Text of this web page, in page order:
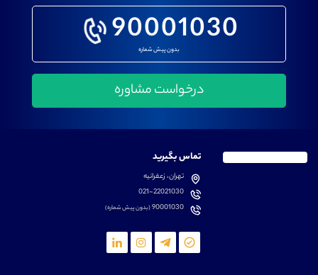
90001030
بدون پیش شماره
تماس بگیرید
تهران، زعفرانیه
021-22021030
90001030(بدون پیش شماره)